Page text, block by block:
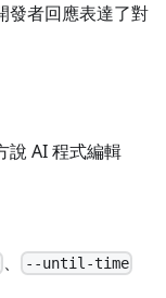
發者回應表達了對
AI 程式編輯
、 --until-time